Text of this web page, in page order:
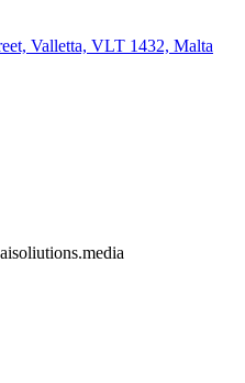
Valletta, VLT 1432, Malta